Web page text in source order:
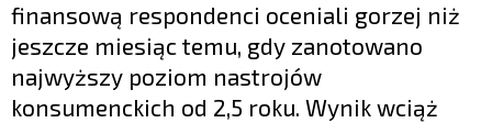
finansową respondenci oceniali gorzej niż
jeszcze miesiąc temu, gdy zanotowano
najwyższy poziom nastrojów
konsumenckich od 2,5 roku. Wynik wciąż